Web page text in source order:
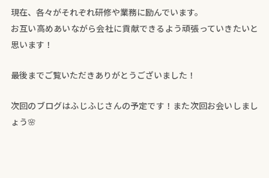
現在、各々がそれぞれ研修や業務に励んでいます。
お互い高めあいながら会社に貢献できるよう頑張っていきたいと
思います！
最後までご覧いただきありがとうございました！
次回のブログはふじふじさんの予定です！また次回お会いしまし
ょう🌸